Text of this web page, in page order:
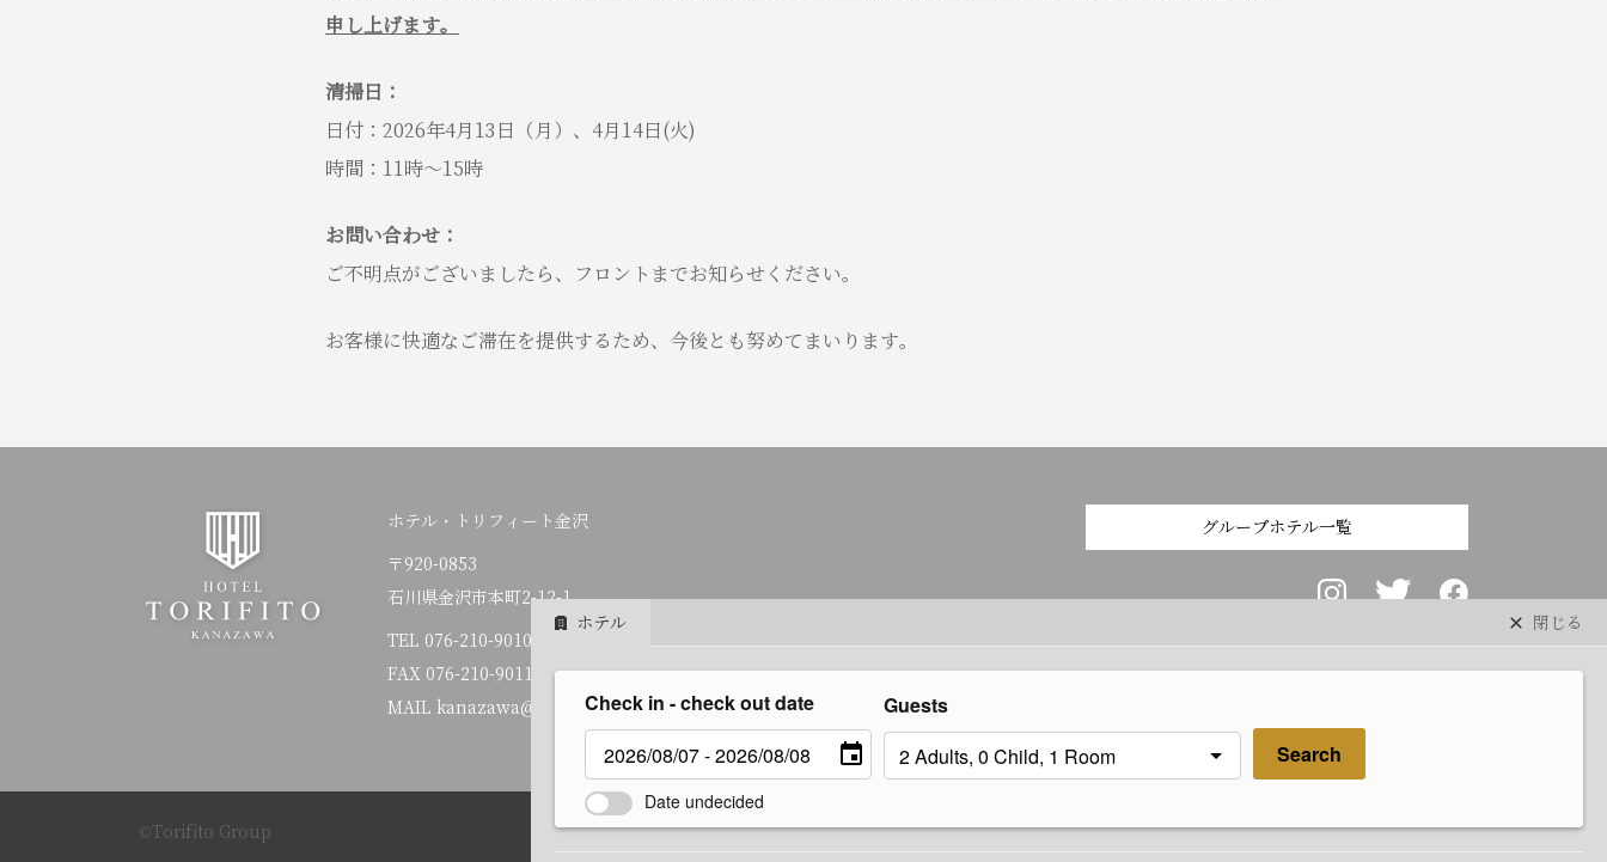
申し上げます。
清掃日：
日付：2026年4月13日（月）、4月14日(火)
時間：11時～15時
お問い合わせ：
ご不明点がございましたら、フロントまでお知らせください。
お客様に快適なご滞在を提供するため、今後とも努めてまいります。
ホテル・トリフィート金沢
〒920-0853
石川県金沢市本町2-12-1
TEL 076-210-9010
FAX 076-210-9011
MAIL kanazawa@torifito.jp
グループホテル一覧
©Torifito Group 規約 プライバシーポリシー ホテル案内パンフレット
ホテル 閉じる
Check in - check out date
Guests
Search
Date undecided